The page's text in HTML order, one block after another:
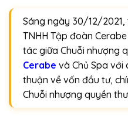
Sáng ngày 30/12/2021,
TNHH Tập đoàn
tác giữa Chuỗi nhượng
Cerabe và Chủ Spa
thuận về vốn đầu tư,
Chuỗi nhượng quyền